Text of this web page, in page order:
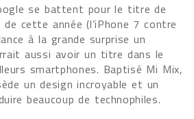
se battent pour le titre de
cette année (l’iPhone 7 contre
à la grande surprise un
aussi avoir un titre dans le
smartphones. Baptisé Mi Mix,
un design incroyable et un
beaucoup de technophiles.